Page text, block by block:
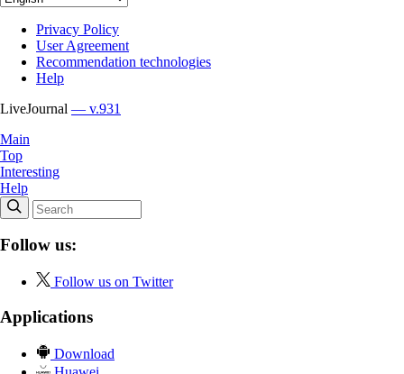
Privacy Policy
User Agreement
Recommendation technologies
Help
LiveJournal — v.931
Main
Top
Interesting
Help
Follow us:
Follow us on Twitter
Applications
Download